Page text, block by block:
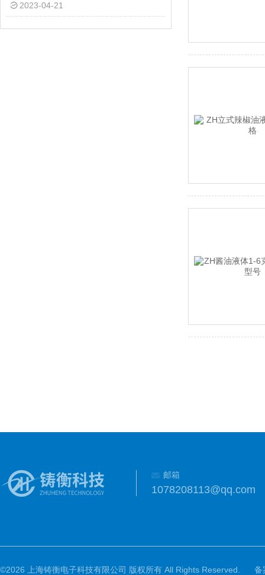
2023-04-21
邮箱
1078208113@qq.com
©2026 上海铸衡电子科技有限公司 版权所有 All Rights Reserved.
备